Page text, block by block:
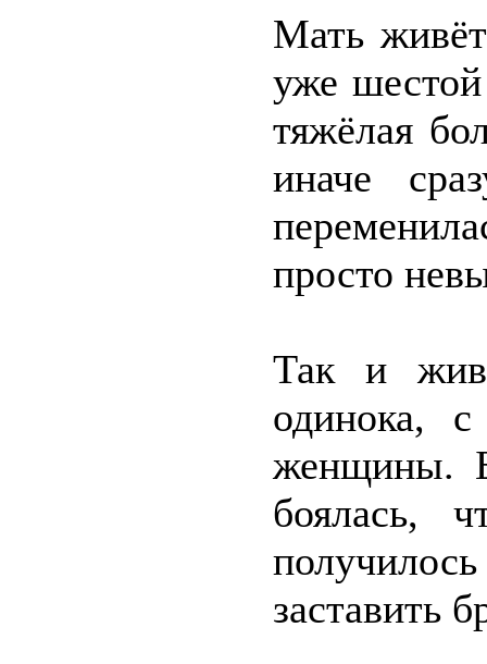
Мать
уже
тяжёлая
иначе
просто
Так и
одинока,
женщины.
боялась,
заставить